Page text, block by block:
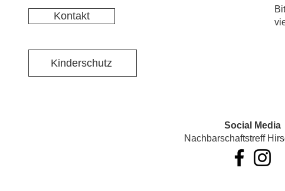
Kontakt
Kinderschutz
Social Media
Nachbarschaftstreff